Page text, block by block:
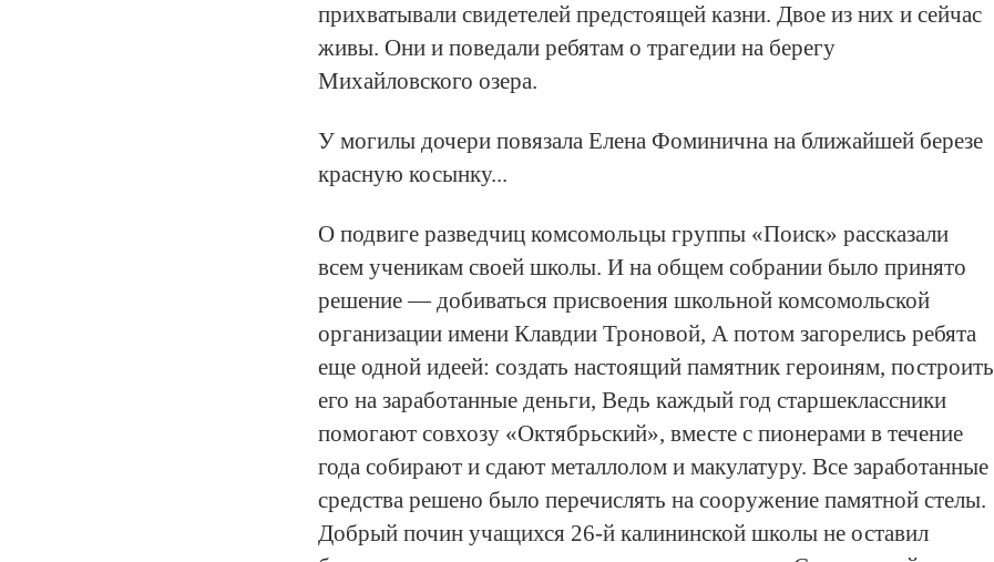
прихватывали свидетелей предстоящей казни. Двое из них и сейчас
живы. Они и поведали ребятам о трагедии на берегу
Михайловского озера.
У могилы дочери повязала Елена Фоминична на ближайшей березе
красную косынку...
О подвиге разведчиц комсомольцы группы «Поиск» рассказали
всем ученикам своей школы. И на общем собрании было принято
решение — добиваться присвоения школьной комсомольской
организации имени Клавдии Троновой, А потом загорелись ребята
еще одной идеей: создать настоящий памятник героиням, построить
его на заработанные деньги, Ведь каждый год старшеклассники
помогают совхозу «Октябрьский», вместе с пионерами в течение
года собирают и сдают металлолом и макулатуру. Все заработанные
средства решено было перечислять на сооружение памятной стелы.
Добрый почин учащихся 26-й калининской школы не оставил